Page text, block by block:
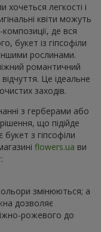
хочеться легкості і
квіти можуть
де вся
букет із гіпсофіли
рослинами.
романтичний
відчуття. Це ідеальне
заходів.
з герберами або
що підійде
з гіпсофіли
flowers.ua ви
змінюються; а
дозволяє
рожевого до